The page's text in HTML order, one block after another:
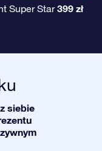
Super Star399 zł
siebie